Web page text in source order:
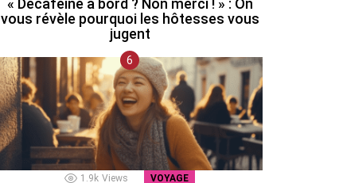
« Décaféiné à bord ? Non merci ! » : On
vous révèle pourquoi les hôtesses vous
jugent
1.9k Views VOYAGE